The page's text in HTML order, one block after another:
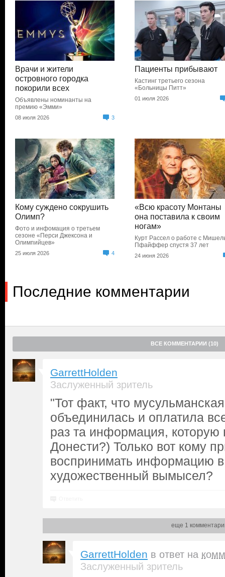
Врачи и жители
островного городка
покорили всех
Объявлены номинанты на
премию «Эмми»
08 июля 2026 3
Пациенты прибывают
Кастинг третьего сезона
«Больницы Питт»
01 июля 2026
Кому суждено сокрушить
Олимп?
Фото и инфомация о третьем
сезоне «Перси Джексона и
Олимпийцев»
25 июля 2026 4
«Всю красоту Монтаны
она поставила к своим
ногам»
Курт Рассел о работе с
Пфайффер спустя 37 лет
24 июня 2026
Последние комментарии
ВСЕ КОММЕНТАРИИ (10)
GarrettHolden
Заслуженный зритель
"Тот факт, что
объединилась и оплатила
раз та информация,
Донести?) Только вот кому
воспринимать информацию
художественный вымысел?
еще 1
GarrettHolden в ответ на
Заслуженный зритель